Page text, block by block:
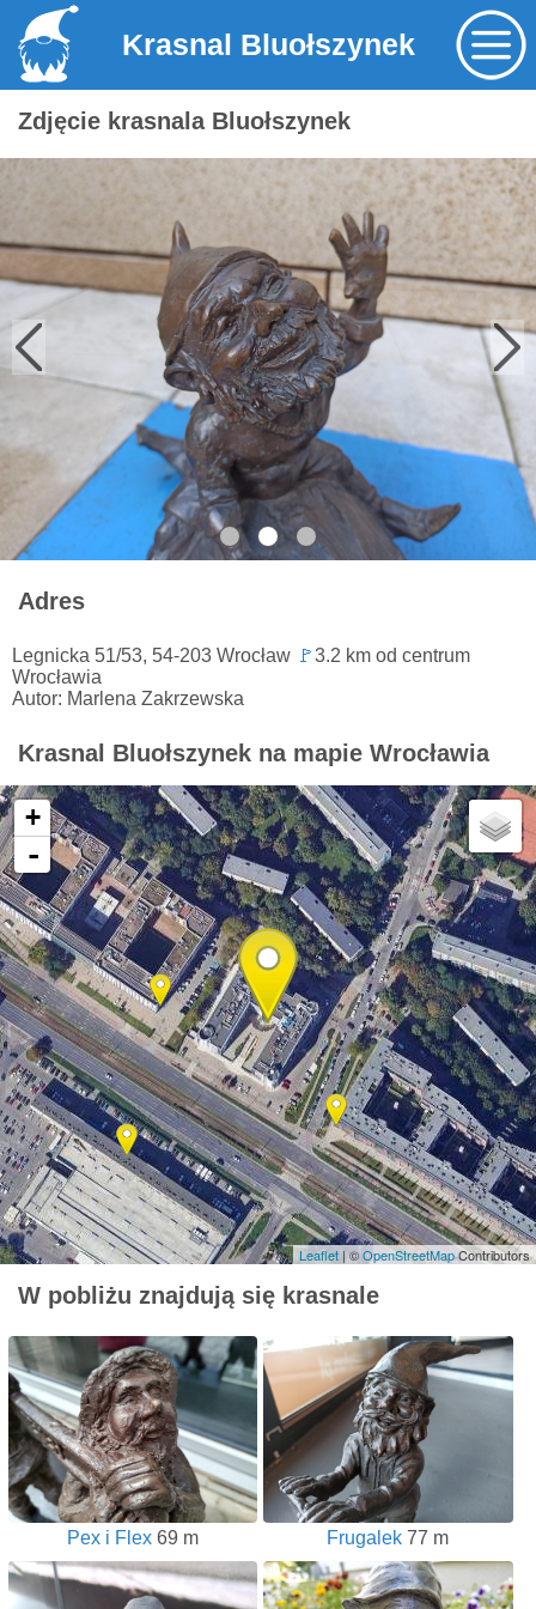
Krasnal Bluołszynek
Zdjęcie krasnala Bluołszynek
Adres
Legnicka 51/53, 54-203 Wrocław 🚩3.2 km od centrum
Wrocławia
Autor: Marlena Zakrzewska
Krasnal Bluołszynek na mapie Wrocławia
+
-
Leaflet | ©OpenStreetMapContributors
W pobliżu znajdują się krasnale
Pex i Flex 69 m Frugalek 77 m